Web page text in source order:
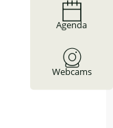
Agenda
Webcams